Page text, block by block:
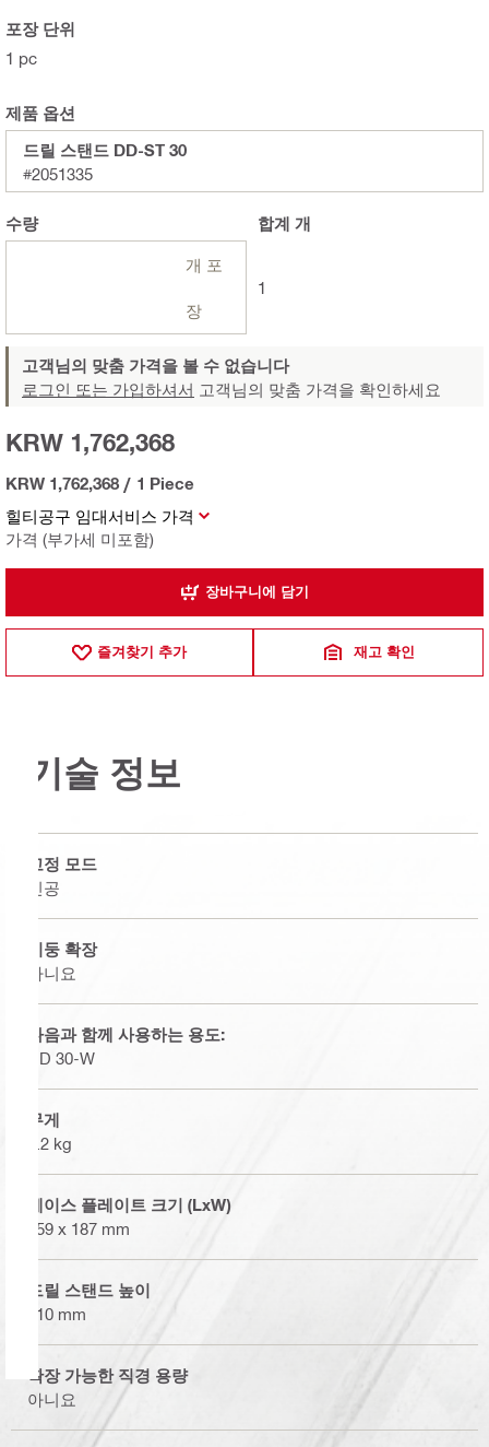
포장 단위
1 pc
제품 옵션
드릴 스탠드 DD-ST 30
#2051335
수량
개 포
장
합계 개
1
고객님의 맞춤 가격을 볼 수 없습니다
로그인 또는 가입하셔서 고객님의 맞춤 가격을 확인하세요
힐티공구 임대서비스 가격
가격 (부가세 미포함)
KRW 1,762,368
KRW 1,762,368 / 1 Piece
장바구니에 담기
즐겨찾기 추가 재고 확인
기술 정보
고정 모드
진공
기둥 확장
아니요
다음과 함께 사용하는 용도:
DD 30-W
무게
5.2 kg
베이스 플레이트 크기 (LxW)
259 x 187 mm
드릴 스탠드 높이
610 mm
확장 가능한 직경 용량
아니요